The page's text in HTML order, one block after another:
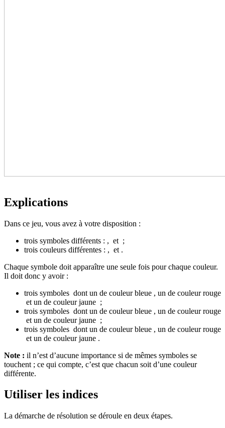
Explications
Dans ce jeu, vous avez à votre disposition :
trois symboles différents : , et ;
trois couleurs différentes : , et .
Chaque symbole doit apparaître une seule fois pour chaque couleur.
Il doit donc y avoir :
trois symboles dont un de couleur bleue , un de couleur rouge
et un de couleur jaune ;
trois symboles dont un de couleur bleue , un de couleur rouge
et un de couleur jaune ;
trois symboles dont un de couleur bleue , un de couleur rouge
et un de couleur jaune .
Note : il n’est d’aucune importance si de mêmes symboles se
touchent ; ce qui compte, c’est que chacun soit d’une couleur
différente.
Utiliser les indices
La démarche de résolution se déroule en deux étapes.